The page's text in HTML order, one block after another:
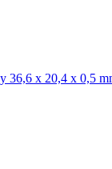
36,6 x 20,4 x 0,5